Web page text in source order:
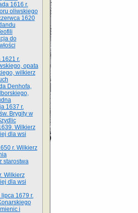
1616 r.
oliwskiego
1620
do
1621 r.
opata
wilkierz
Denhofa,
1637 r.
Brygity w
Wilkierz
dla wsi
r. Wilkierz
starostwa
Wilkierz
dla wsi
1679 r.
i